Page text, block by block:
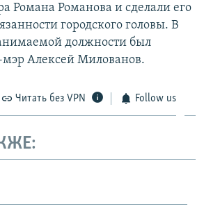
Романа Романова и сделали его
городского головы. В
должности был
Алексей Милованов.
Читать без VPN Follow us